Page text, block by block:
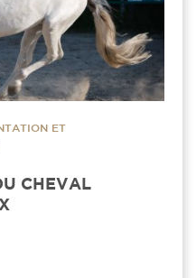
ET
CHEVAL